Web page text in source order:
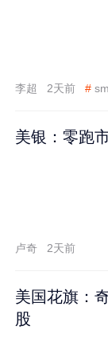
李超 2天前 #
美银：零跑
卢奇 2天前
美国花旗：
股